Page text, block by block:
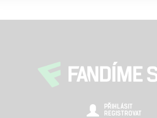
PŘIHLÁSIT
REGISTROVAT